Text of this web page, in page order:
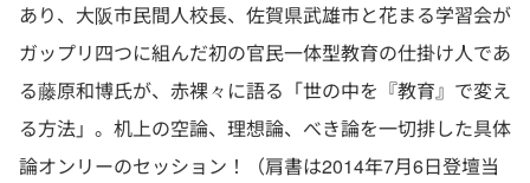
あり、大阪市民間人校長、佐賀県武雄市と花まる学習会が
ガップリ四つに組んだ初の官民一体型教育の仕掛け人であ
る藤原和博氏が、赤裸々に語る「世の中を『教育』で変え
る方法」。机上の空論、理想論、べき論を一切排した具体
論オンリーのセッション！（肩書は2014年7月6日登壇当